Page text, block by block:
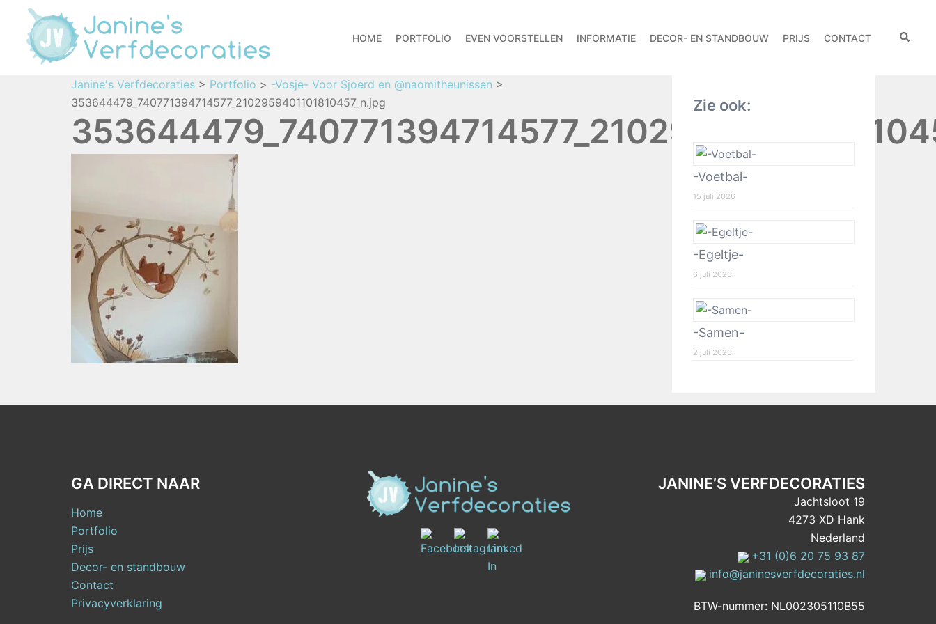
HOME PORTFOLIO EVEN VOORSTELLEN INFORMATIE DECOR- EN STANDBOUW PRIJS CONTACT
Janine's Verfdecoraties > Portfolio > -Vosje- Voor Sjoerd en @naomitheunissen >
353644479_740771394714577_2102959401101810457_n.jpg
Zie ook:
-Voetbal-
15 juli 2026
-Egeltje-
6 juli 2026
-Samen-
2 juli 2026
GA DIRECT NAAR
Home
Portfolio
Prijs
Decor- en standbouw
Contact
Privacyverklaring
JANINE’S VERFDECORATIES
Jachtsloot 19
4273 XD Hank
Nederland
+31 (0)6 20 75 93 87
info@janinesverfdecoraties.nl
BTW-nummer: NL002305110B55